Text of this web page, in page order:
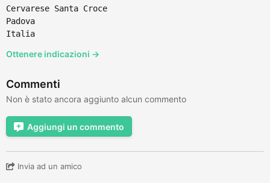
Cervarese Santa Croce
Padova
Italia
Ottenere indicazioni →
Commenti
Non è stato ancora aggiunto alcun commento
Aggiungi un commento
Invia ad un amico